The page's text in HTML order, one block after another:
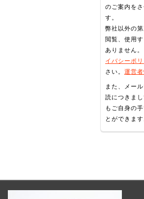
のご案内を
す。
弊社以外の
閲覧、使用
ありません
イバシーポ
さい。 運営
また、メー
読につきま
もご自身の
とができます